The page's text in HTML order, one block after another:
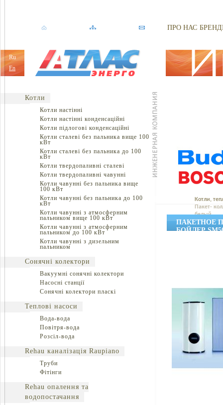
Ru
En
ПРО НАС
Котли
Котли настінні
Котли настінні конденсаційні
Котли підлогові конденсаційні
Котли сталеві без пальника вище 100
кВт
Котли сталеві без пальника до 100
кВт
Котли твердопаливні сталеві
Котли твердопаливні чавунні
Котли чавунні без пальника вище
100 кВт
Котли чавунні без пальника до 100
кВт
Котли чавунні з атмосферним
пальником вище 100 кВт
Котли чавунні з атмосферним
пальником до 100 кВт
Котли чавунні з дизельним
пальником
Сонячні колектори
Вакуумні сонячні колектори
Насосні станції
Сонячні колектори пласкі
Теплові насоси
Вода-вода
Повітря-вода
Розсіл-вода
Rehau каналізація Raupiano
Труби
Фітінги
Rehau опалення та
водопостачання
Котли,
Пакет-
белый
ПАКЕТНОЕ
БОЙЛЕР